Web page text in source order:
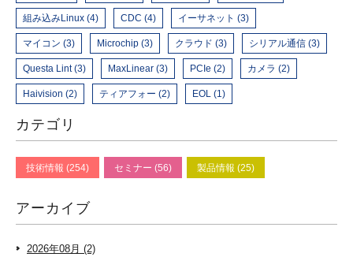
組み込みLinux (4) CDC (4) イーサネット (3)
マイコン (3) Microchip (3) クラウド (3) シリアル通信 (3)
Questa Lint (3) MaxLinear (3) PCIe (2) カメラ (2)
Haivision (2) ティアフォー (2) EOL (1)
カテゴリ
技術情報 (254) セミナー (56) 製品情報 (25)
アーカイブ
2026年08月 (2)